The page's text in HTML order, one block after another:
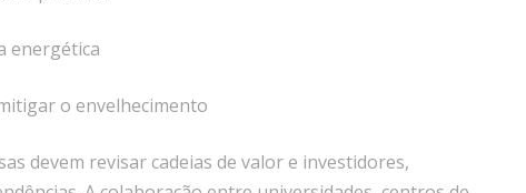
energética
o envelhecimento
devem revisar cadeias de valor e investidores,